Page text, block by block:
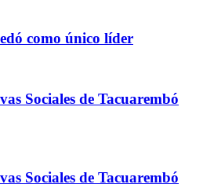
como único líder
Sociales de Tacuarembó
Sociales de Tacuarembó